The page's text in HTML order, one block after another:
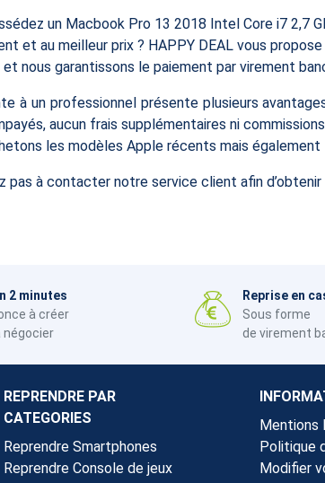
un Macbook Pro 13 2018 Intel Core i7 2,7
et au meilleur prix ? HAPPY DEAL vous
et nous garantissons le paiement par virement
à un professionnel présente plusieurs
aucun frais supplémentaires ni
les modèles Apple récents mais
pas à contacter notre service client afin
2 minutes
à créer
négocier
Reprise en
Sous forme
de virement
REPRENDRE PAR
CATEGORIES
Reprendre Smartphones
Reprendre Console de jeux
Mentions
Politique
Modifier